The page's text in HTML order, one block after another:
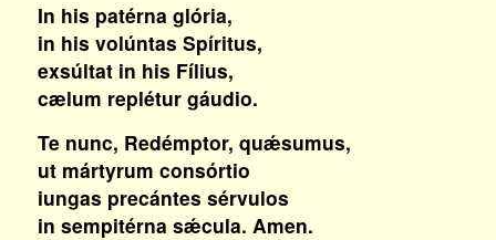
In his patérna glória,
in his volúntas Spíritus,
exsúltat in his Fílius,
cælum replétur gáudio.
Te nunc, Redémptor, quǽsumus,
ut mártyrum consórtio
iungas precántes sérvulos
in sempitérna sǽcula. Amen.